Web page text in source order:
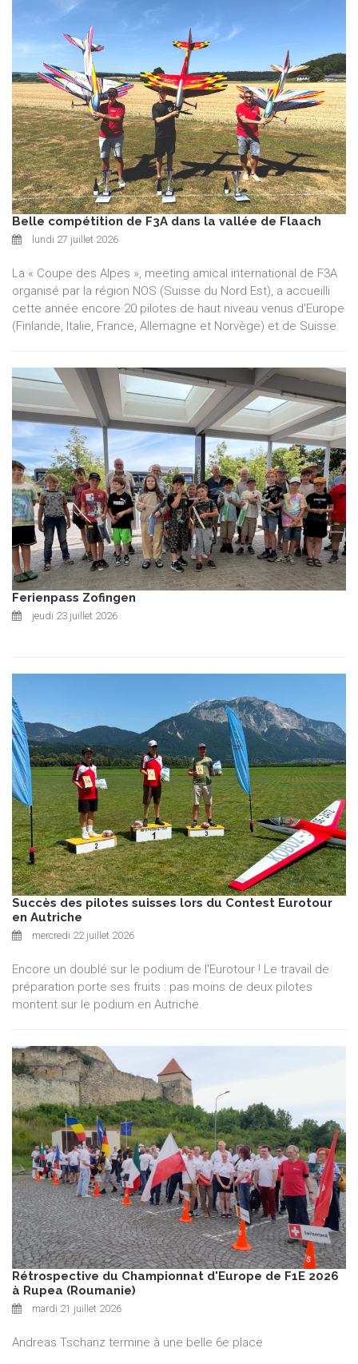
Belle compétition de F3A dans la vallée de Flaach
lundi 27 juillet 2026
La « Coupe des Alpes », meeting amical international de F3A
organisé par la région NOS (Suisse du Nord Est), a accueilli
cette année encore 20 pilotes de haut niveau venus d'Europe
(Finlande, Italie, France, Allemagne et Norvège) et de Suisse.
Ferienpass Zofingen
jeudi 23 juillet 2026
Succès des pilotes suisses lors du Contest Eurotour
en Autriche
mercredi 22 juillet 2026
Encore un doublé sur le podium de l'Eurotour ! Le travail de
préparation porte ses fruits : pas moins de deux pilotes
montent sur le podium en Autriche.
Rétrospective du Championnat d'Europe de F1E 2026
à Rupea (Roumanie)
mardi 21 juillet 2026
Andreas Tschanz termine à une belle 6e place